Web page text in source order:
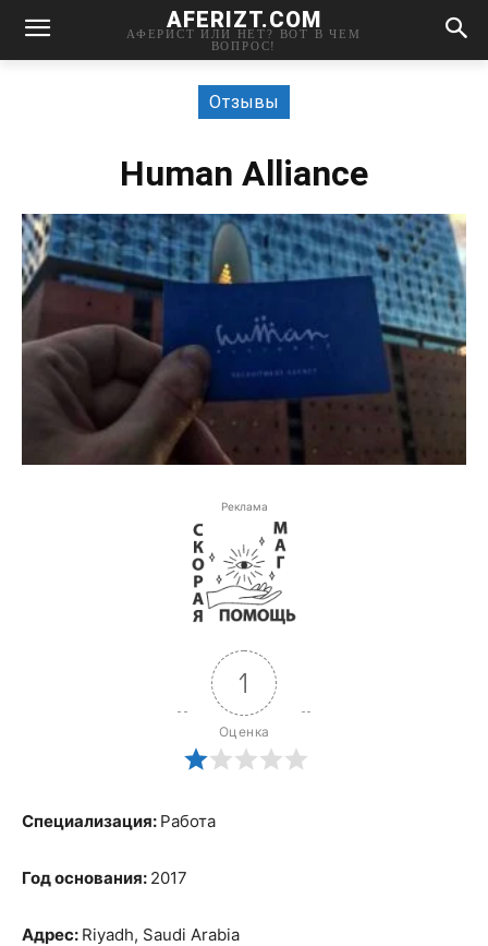
AFERIZT.COM
АФЕРИСТ ИЛИ НЕТ? ВОТ В ЧЕМ
ВОПРОС!
Отзывы
Human Alliance
Реклама
1
Оценка
Специализация: Работа
Год основания: 2017
Адрес: Riyadh, Saudi Arabia